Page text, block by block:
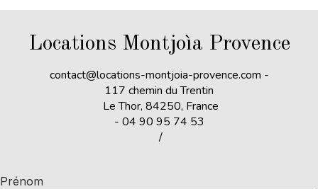
Locations Montjoìa Provence
contact@locations-montjoia-provence.com -
117 chemin du Trentin
Le Thor, 84250, France
- 04 90 95 74 53
/
Prénom